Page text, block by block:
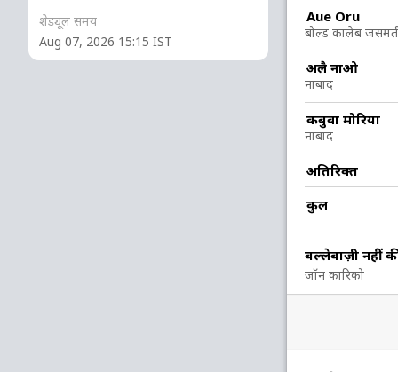
शेड्यूल समय
Aug 07, 2026 15:15 IST
5 Aue Oru
बोल्ड कालेब
अलै नाओ
नाबाद
कबुवा मोरिया
नाबाद
अतिरिक्त
कुल
बल्लेबाज़ी नहीं
जॉन कारिको